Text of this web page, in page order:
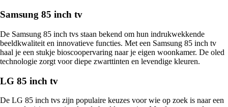
Samsung 85 inch tv
De Samsung 85 inch tvs staan bekend om hun indrukwekkende
beeldkwaliteit en innovatieve functies. Met een Samsung 85 inch tv
haal je een stukje bioscoopervaring naar je eigen woonkamer. De oled
technologie zorgt voor diepe zwarttinten en levendige kleuren.
LG 85 inch tv
De LG 85 inch tvs zijn populaire keuzes voor wie op zoek is naar een